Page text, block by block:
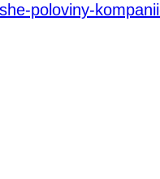
poloviny-